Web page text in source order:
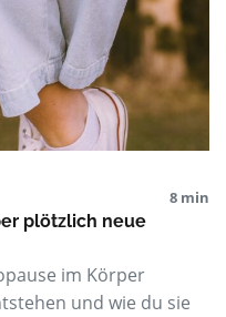
8 min
plötzlich neue
im Körper
und wie du sie